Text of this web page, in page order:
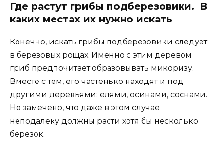
Где растут грибы подберезовики. В
каких местах их нужно искать
Конечно, искать грибы подберезовики следует
в березовых рощах. Именно с этим деревом
гриб предпочитает образовывать микоризу.
Вместе с тем, его частенько находят и под
другими деревьями: елями, осинами, соснами.
Но замечено, что даже в этом случае
неподалеку должны расти хотя бы несколько
березок.